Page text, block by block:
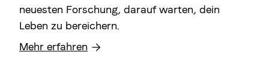
neuesten Forschung, darauf warten, dein
Leben zu bereichern.
Mehr erfahren